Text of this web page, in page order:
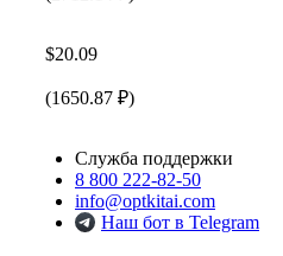
$20.09
(1650.87 ₽)
Служба поддержки
8 800 222-82-50
info@optkitai.com
Наш бот в Telegram